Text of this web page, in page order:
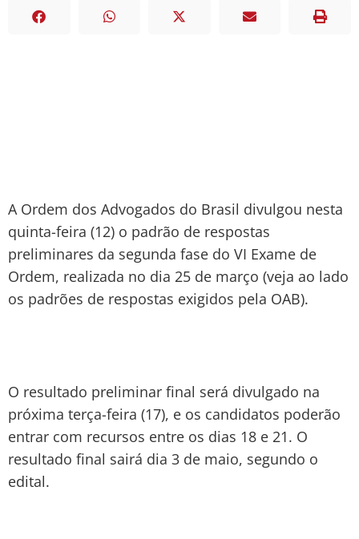
A Ordem dos Advogados do Brasil divulgou nesta
quinta-feira (12) o padrão de respostas
preliminares da segunda fase do VI Exame de
Ordem, realizada no dia 25 de março (veja ao lado
os padrões de respostas exigidos pela OAB).
O resultado preliminar final será divulgado na
próxima terça-feira (17), e os candidatos poderão
entrar com recursos entre os dias 18 e 21. O
resultado final sairá dia 3 de maio, segundo o
edital.